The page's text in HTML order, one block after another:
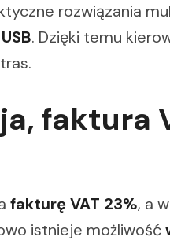
rozwiązania
USB. Dzięki temu
faktura
fakturę VAT 23%, a
istnieje możliwość